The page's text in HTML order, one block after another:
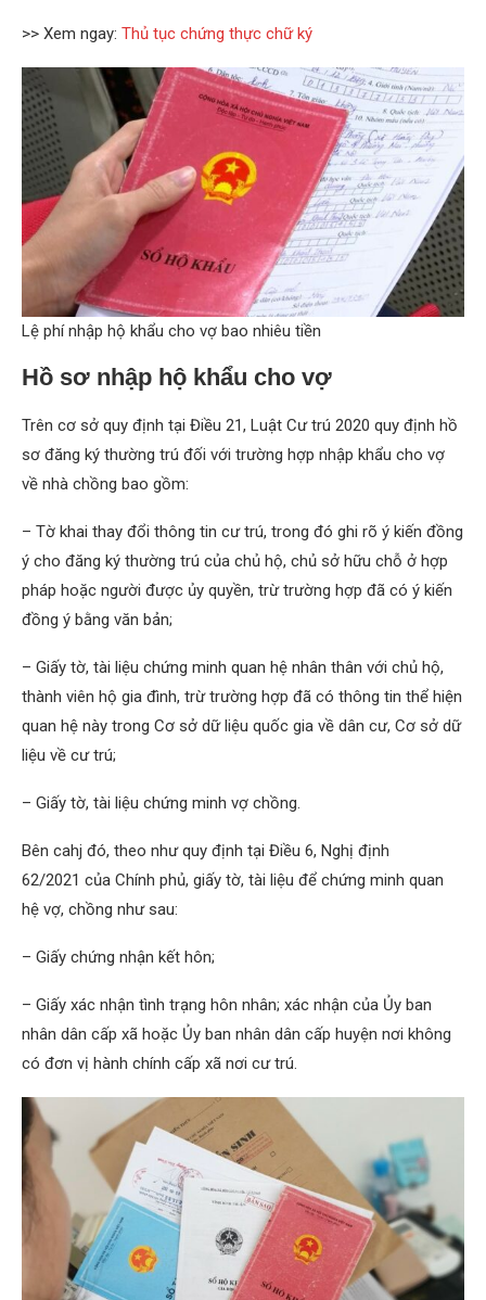
>> Xem ngay: Thủ tục chứng thực chữ ký
Lệ phí nhập hộ khẩu cho vợ bao nhiêu tiền
Hồ sơ nhập hộ khẩu cho vợ
Trên cơ sở quy định tại Điều 21, Luật Cư trú 2020 quy định hồ
sơ đăng ký thường trú đối với trường hợp nhập khẩu cho vợ
về nhà chồng bao gồm:
– Tờ khai thay đổi thông tin cư trú, trong đó ghi rõ ý kiến đồng
ý cho đăng ký thường trú của chủ hộ, chủ sở hữu chỗ ở hợp
pháp hoặc người được ủy quyền, trừ trường hợp đã có ý kiến
đồng ý bằng văn bản;
– Giấy tờ, tài liệu chứng minh quan hệ nhân thân với chủ hộ,
thành viên hộ gia đình, trừ trường hợp đã có thông tin thể hiện
quan hệ này trong Cơ sở dữ liệu quốc gia về dân cư, Cơ sở dữ
liệu về cư trú;
– Giấy tờ, tài liệu chứng minh vợ chồng.
Bên cahj đó, theo như quy định tại Điều 6, Nghị định
62/2021 của Chính phủ, giấy tờ, tài liệu để chứng minh quan
hệ vợ, chồng như sau:
– Giấy chứng nhận kết hôn;
– Giấy xác nhận tình trạng hôn nhân; xác nhận của Ủy ban
nhân dân cấp xã hoặc Ủy ban nhân dân cấp huyện nơi không
có đơn vị hành chính cấp xã nơi cư trú.